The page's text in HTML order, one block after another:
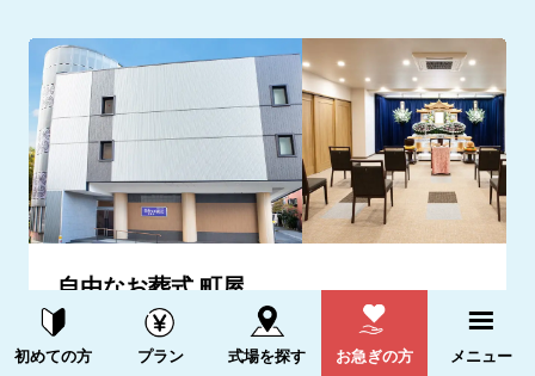
自由なお葬式 町屋
(2件)
資料請求する 電話をかける
初めての方 プラン 式場を探す お急ぎの方 メニュー